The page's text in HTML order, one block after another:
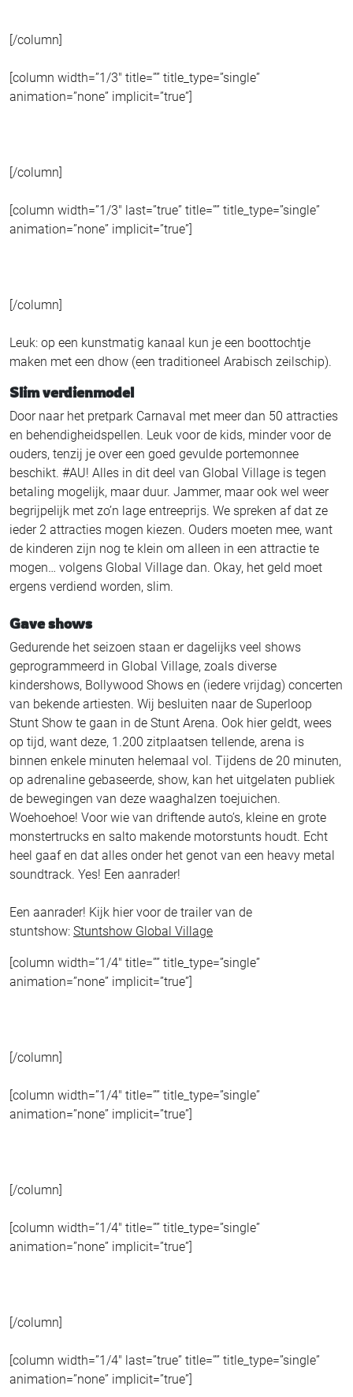
[/column]
[column width=”1/3″ title=”” title_type=”single”
animation=”none” implicit=”true”]
[/column]
[column width=”1/3″ last=”true” title=”” title_type=”single”
animation=”none” implicit=”true”]
[/column]
Leuk: op een kunstmatig kanaal kun je een boottochtje
maken met een dhow (een traditioneel Arabisch zeilschip).
Slim verdienmodel
Door naar het pretpark Carnaval met meer dan 50 attracties
en behendigheidspellen. Leuk voor de kids, minder voor de
ouders, tenzij je over een goed gevulde portemonnee
beschikt. #AU! Alles in dit deel van Global Village is tegen
betaling mogelijk, maar duur. Jammer, maar ook wel weer
begrijpelijk met zo’n lage entreeprijs. We spreken af dat ze
ieder 2 attracties mogen kiezen. Ouders moeten mee, want
de kinderen zijn nog te klein om alleen in een attractie te
mogen… volgens Global Village dan. Okay, het geld moet
ergens verdiend worden, slim.
Gave shows
Gedurende het seizoen staan er dagelijks veel shows
geprogrammeerd in Global Village, zoals diverse
kindershows, Bollywood Shows en (iedere vrijdag) concerten
van bekende artiesten. Wij besluiten naar de Superloop
Stunt Show te gaan in de Stunt Arena. Ook hier geldt, wees
op tijd, want deze, 1.200 zitplaatsen tellende, arena is
binnen enkele minuten helemaal vol. Tijdens de 20 minuten,
op adrenaline gebaseerde, show, kan het uitgelaten publiek
de bewegingen van deze waaghalzen toejuichen.
Woehoehoe! Voor wie van driftende auto’s, kleine en grote
monstertrucks en salto makende motorstunts houdt. Echt
heel gaaf en dat alles onder het genot van een heavy metal
soundtrack. Yes! Een aanrader!
Een aanrader! Kijk hier voor de trailer van de
stuntshow: Stuntshow Global Village
[column width=”1/4″ title=”” title_type=”single”
animation=”none” implicit=”true”]
[/column]
[column width=”1/4″ title=”” title_type=”single”
animation=”none” implicit=”true”]
[/column]
[column width=”1/4″ title=”” title_type=”single”
animation=”none” implicit=”true”]
[/column]
[column width=”1/4″ last=”true” title=”” title_type=”single”
animation=”none” implicit=”true”]